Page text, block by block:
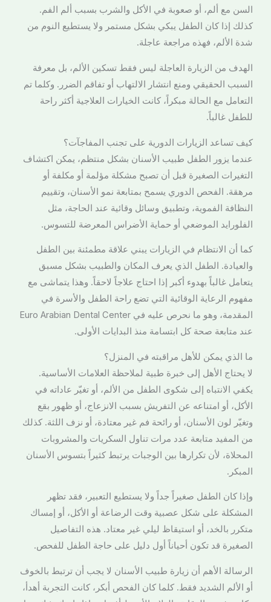
السن مع ألم، أو صعوبة في الأكل والشرب بسبب ألم الفم.
كذلك إذا كان الطفل يبكي بشكل مستمر ولا يستطيع النوم من
شدة الألم، فهذه مراجعة عاجلة.
الهدف من الزيارة العاجلة ليس فقط تسكين الألم، بل معرفة
السبب الحقيقي ومنع انتشار الالتهاب أو تفاقم الضرر. وكلما تم
التعامل مع الحالة مبكراً، كانت الخيارات العلاجية أكثر راحة
للطفل غالباً.
كيف تساعد الزيارات الدورية على تجنب المفاجآت؟
عندما يزور الطفل طبيب الأسنان بشكل منتظم، يمكن اكتشاف
التغيرات الصغيرة قبل أن تصبح مشكلة مؤلمة أو مكلفة أو
مرهقة. الفحص الدوري يسمح بمتابعة نمو الأسنان، وتقييم
النظافة الفموية، وتطبيق وسائل وقائية عند الحاجة، مثل
الفلورايد الموضعي أو حماية الأضراس المعرضة للتسوس.
كما أن الانتظام في الزيارات يبني علاقة مطمئنة بين الطفل
والعيادة. الطفل الذي يعرف المكان والطبيب بشكل مسبق
يتعامل غالباً بهدوء أكبر إذا احتاج علاجاً لاحقاً. وهذا يتماشى مع
مفهوم الرعاية الوقائية التي تضع راحة الطفل والأسرة في
المقدمة، وهو ما نحرص عليه في Euro Arabian Dental Center
عند متابعة صحة كل ابتسامة منذ البدايات الأولى.
ما الذي يمكن للأهل مراقبته في المنزل؟
لا يحتاج الأهل إلى خبرة طبية لملاحظة العلامات الأساسية.
يكفي الانتباه إلى شكوى الطفل من الألم، أو تغيّر عاداته في
الأكل، أو امتناعه عن التفريش بسبب الانزعاج، أو ظهور بقع
وتغيّر لون الأسنان، أو رائحة فم غير معتادة، أو نزف اللثة. كذلك
من المفيد متابعة عدد مرات تناول السكريات والمشروبات
المحلاة، لأن تكرارها بين الوجبات يرتبط كثيراً بتسوس الأسنان
المبكر.
وإذا كان الطفل صغيراً جداً ولا يستطيع التعبير، فقد تظهر
المشكلة على شكل عصبية وقت الرضاعة أو الأكل، أو إمساك
متكرر بالخد، أو استيقاظ ليلي غير معتاد. هذه التفاصيل
الصغيرة قد تكون أحياناً أول دليل على حاجة الطفل للفحص.
الرسالة الأهم أن زيارة طبيب الأسنان لا يجب أن ترتبط بالخوف
أو الألم الشديد فقط. كلما كان الفحص أبكر، كانت التجربة أهدأ،